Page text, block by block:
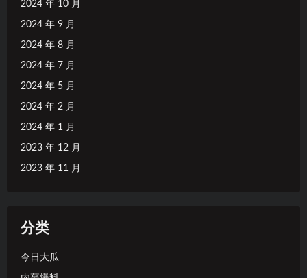
2024 年 10 月
2024 年 9 月
2024 年 8 月
2024 年 7 月
2024 年 5 月
2024 年 2 月
2024 年 1 月
2023 年 12 月
2023 年 11 月
分类
今日大瓜